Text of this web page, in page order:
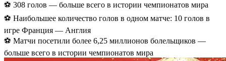
⚽️ 308 голов — больше всего в истории чемпионатов мира
⚽️ Наибольшее количество голов в одном матче: 10 голов в
игре Франция — Англия
⚽️ Матчи посетили более 6,25 миллионов болельщиков —
больше всего в истории чемпионатов мира